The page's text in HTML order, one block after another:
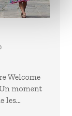
Welcome
moment
les…